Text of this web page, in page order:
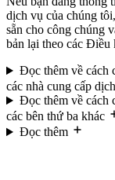
dịch vụ của chúng
sẵn cho công chúng
bản lại theo các Điều
Đọc thêm về cách
các nhà cung cấp
Đọc thêm về cách
các bên thứ ba khác
Đọc thêm